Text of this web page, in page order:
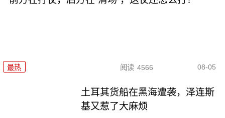
最热 阅读 4566 08-05
土耳其货船在黑海遭袭，泽连斯
基又惹了大麻烦